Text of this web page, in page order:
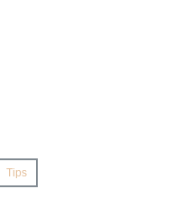
Tips